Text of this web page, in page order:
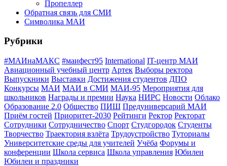
Пропеллер
Обратная связь для СМИ
Символика МАИ
Рубрики
#МАИнаМАКС #маифест95 International IT-центр МАИ
Авиационный учебный центр Артек Выборы ректора
Выпускники Выставки Достижения студентов ДПО
Конкурсы МАИ МАИ в СМИ МАИ-95 Мероприятия для
школьников Награды и премии Наука НИРС Новости Облако
Образование 2.0 Общество ПИШ Предуниверсарий МАИ
Приём гостей Приоритет-2030 Рейтинги Ректор Ректорат
Сотрудники Сотрудничество Спорт Студгородок Студенты
Творчество Траектория взлёта Трудоустройство Туториалы
Университетские среды для учителей Учёба Форумы и
конференции Школа сервиса Школа управления Юбилеи
Юбилеи и праздники